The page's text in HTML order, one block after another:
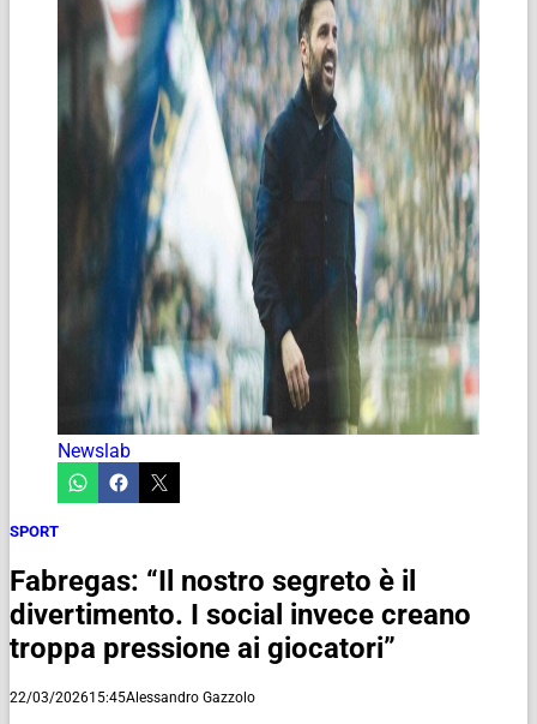
Newslab
SPORT
Fabregas: “Il nostro segreto è il
divertimento. I social invece creano
troppa pressione ai giocatori”
22/03/202615:45Alessandro Gazzolo